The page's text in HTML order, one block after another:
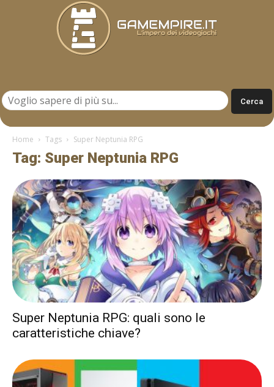
Home Tags Super Neptunia RPG
Tag: Super Neptunia RPG
Super Neptunia RPG: quali sono le
caratteristiche chiave?